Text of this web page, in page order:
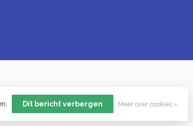
Dit bericht verbergen Meer over cookies »